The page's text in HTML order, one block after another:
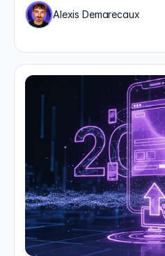
appliquez les solutions
apparaître dans les
Alexis Demarecaux